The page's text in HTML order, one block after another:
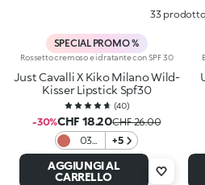
33
SPECIAL PROMO %
Rossetto cremoso e idratante con SPF 30
Just Cavalli X Kiko Milano Wild-
Kisser Lipstick Spf30
(40)
-30%CHF 18.20CHF 26.00
03
No
Rulez
+5
AGGIUNGI AL
CARRELLO